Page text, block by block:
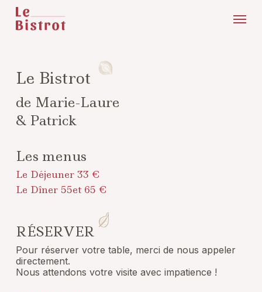
Skip
main
Le Bistrot
de Marie-Laure
& Patrick
Les menus
Le Déjeuner 33 €
Le Dîner 55et 65 €
RÉSERVER
Pour réserver votre table, merci de nous appeler
directement.
Nous attendons votre visite avec impatience !